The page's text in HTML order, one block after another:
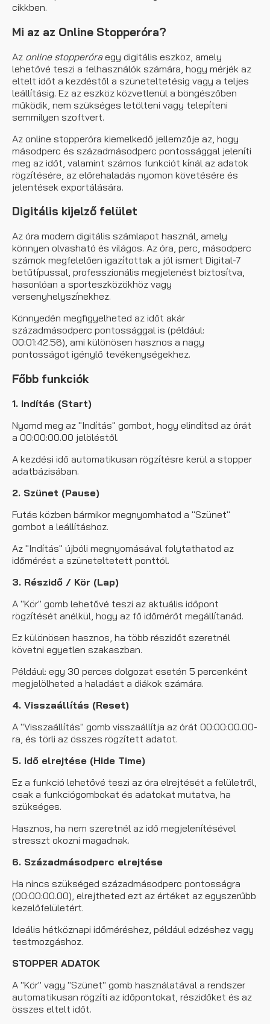
cikkben.
Mi az az Online Stopperóra?
Az online stopperóraegy digitális eszköz, amely
lehetővé teszi a felhasználók számára, hogy mérjék az
eltelt időt a kezdéstől a szüneteltetésig vagy a teljes
leállításig. Ez az eszköz közvetlenül a böngészőben
működik, nem szükséges letölteni vagy telepíteni
semmilyen szoftvert.
Az online stopperóra kiemelkedő jellemzője az, hogy
másodperc és századmásodperc pontossággal jeleníti
meg az időt, valamint számos funkciót kínál az adatok
rögzítésére, az előrehaladás nyomon követésére és
jelentések exportálására.
Digitális kijelző felület
Az óra modern digitális számlapot használ, amely
könnyen olvasható és világos. Az óra, perc, másodperc
számok megfelelően igazítottak a jól ismert Digital-7
betűtípussal, professzionális megjelenést biztosítva,
hasonlóan a sporteszközökhöz vagy
versenyhelyszínekhez.
Könnyedén megfigyelheted az időt akár
századmásodperc pontossággal is (például:
00:01:42.56), ami különösen hasznos a nagy
pontosságot igénylő tevékenységekhez.
Főbb funkciók
1. Indítás (Start)
Nyomd meg az "Indítás" gombot, hogy elindítsd az órát
a 00:00:00.00 jelöléstől.
A kezdési idő automatikusan rögzítésre kerül a stopper
adatbázisában.
2. Szünet (Pause)
Futás közben bármikor megnyomhatod a "Szünet"
gombot a leállításhoz.
Az "Indítás" újbóli megnyomásával folytathatod az
időmérést a szüneteltetett ponttól.
3. Részidő / Kör (Lap)
A "Kör" gomb lehetővé teszi az aktuális időpont
rögzítését anélkül, hogy az fő időmérőt megállítanád.
Ez különösen hasznos, ha több részidőt szeretnél
követni egyetlen szakaszban.
Például: egy 30 perces dolgozat esetén 5 percenként
megjelölheted a haladást a diákok számára.
4. Visszaállítás (Reset)
A "Visszaállítás" gomb visszaállítja az órát 00:00:00.00-
ra, és törli az összes rögzített adatot.
5. Idő elrejtése (Hide Time)
Ez a funkció lehetővé teszi az óra elrejtését a felületről,
csak a funkciógombokat és adatokat mutatva, ha
szükséges.
Hasznos, ha nem szeretnél az idő megjelenítésével
stresszt okozni magadnak.
6. Századmásodperc elrejtése
Ha nincs szükséged századmásodperc pontosságra
(00:00:00.00), elrejtheted ezt az értéket az egyszerűbb
kezelőfelületért.
Ideális hétköznapi időméréshez, például edzéshez vagy
testmozgáshoz.
STOPPER ADATOK
A "Kör" vagy "Szünet" gomb használatával a rendszer
automatikusan rögzíti az időpontokat, részidőket és az
összes eltelt időt.